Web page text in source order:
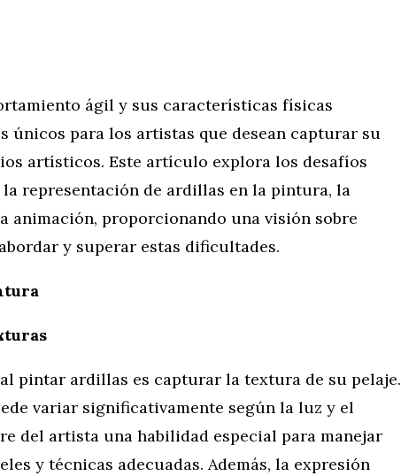
ágil y sus características físicas
únicos para los artistas que desean capturar su
artísticos. Este artículo explora los desafíos
representación de ardillas en la pintura, la
animación, proporcionando una visión sobre
y superar estas dificultades.
pintar ardillas es capturar la textura de su pelaje.
variar significativamente según la luz y el
del artista una habilidad especial para manejar
y técnicas adecuadas. Además, la expresión